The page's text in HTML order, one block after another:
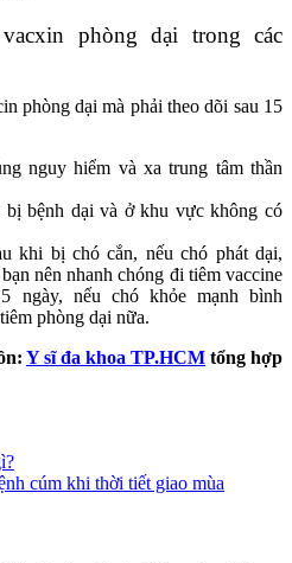
phòng dại trong các
phòng dại mà phải theo dõi sau 15
nguy hiểm và xa trung tâm thần
bị bệnh dại và ở khu vực không có
khi bị chó cắn, nếu chó phát dại,
nên nhanh chóng đi tiêm vaccine
ngày, nếu chó khỏe mạnh bình
phòng dại nữa.
Y sĩ đa khoa TP.HCM tổng hợp
cúm khi thời tiết giao mùa